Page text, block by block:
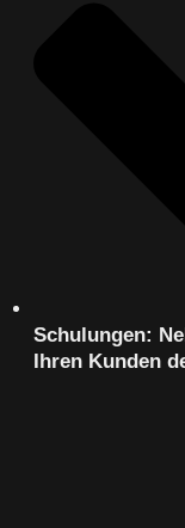
Schulungen:
Ihren Kunden